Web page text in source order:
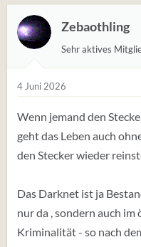
Fall bin ich nicht
Erweiterung.?Zebaothling
Sehr aktives
4 Juni 2026
Wenn jemand den
geht das Leben auch
den Stecker wieder
Das Darknet ist ja
nur da , sondern auch
Kriminalität - so nach